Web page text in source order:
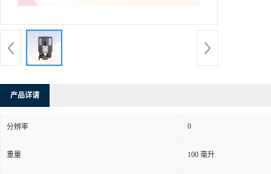
产品详请
分辨率 0
重量 100 毫升